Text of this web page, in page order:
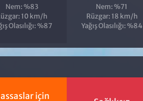
Nem: %83
10 km/h
Olasılığı: %87
Nem: %71
Rüzgar: 18 km/h
Yağış Olasılığı: %84
için